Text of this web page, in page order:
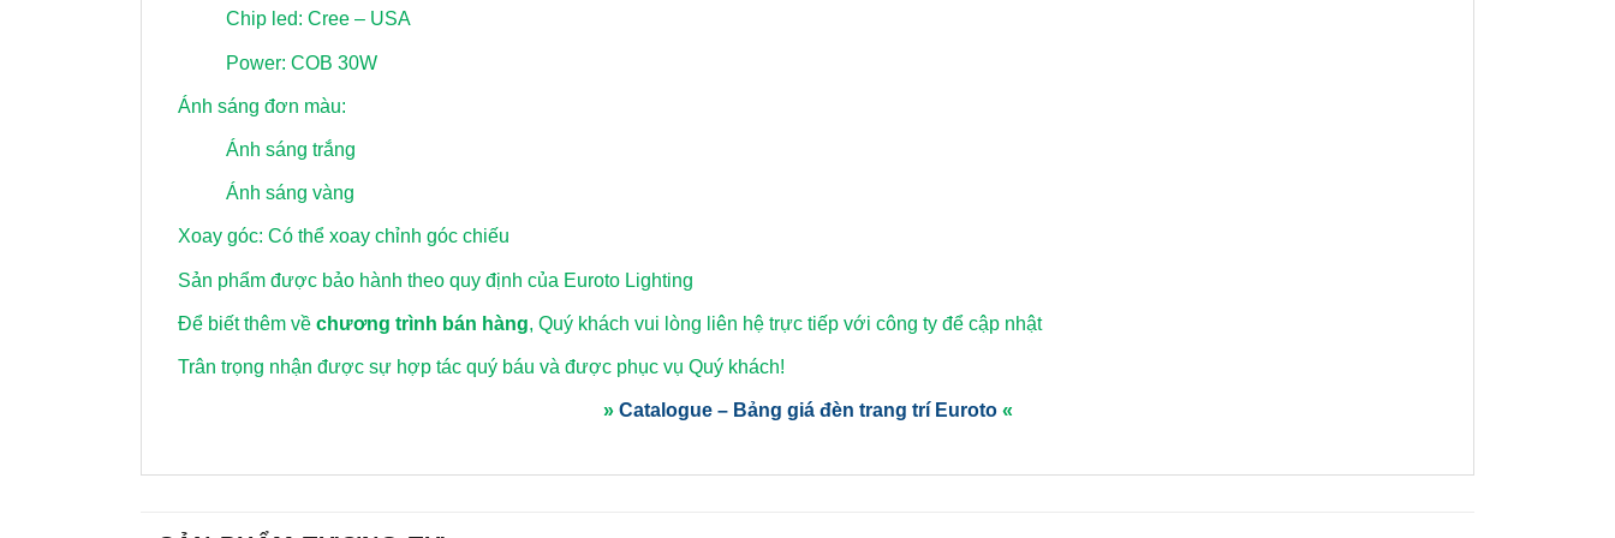
Chip led: Cree – USA
Power: COB 30W
Ánh sáng đơn màu:
Ánh sáng trắng
Ánh sáng vàng
Xoay góc: Có thể xoay chỉnh góc chiếu
Sản phẩm được bảo hành theo quy định của Euroto Lighting
Để biết thêm về chương trình bán hàng, Quý khách vui lòng liên hệ trực tiếp với công ty để cập nhật
Trân trọng nhận được sự hợp tác quý báu và được phục vụ Quý khách!
» Catalogue – Bảng giá đèn trang trí Euroto «